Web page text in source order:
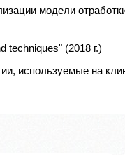
модели
techniques" (2018 г.)
используемые на